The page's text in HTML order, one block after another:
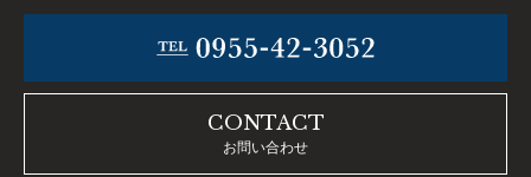
CONTACT
お問い合わせ